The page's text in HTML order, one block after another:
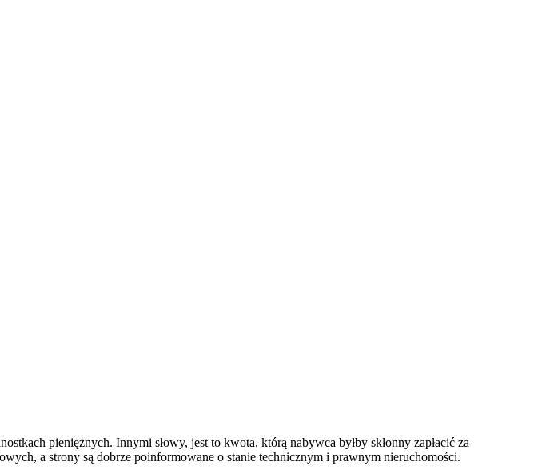
pieniężnych. Innymi słowy, jest to kwota, którą nabywca byłby skłonny zapłacić za
a strony są dobrze poinformowane o stanie technicznym i prawnym nieruchomości.